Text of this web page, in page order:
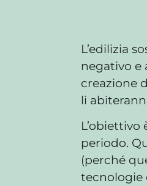
L’edilizia
negativo e
creazione
li
periodo.
(perché
tecnologie